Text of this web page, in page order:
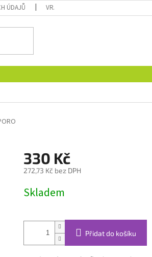
ÚDAJŮ VRÁCENÍ ZBOŽÍ
330 Kč
272,73 Kč bez DPH
cena:
Skladem
Přidat do košíku